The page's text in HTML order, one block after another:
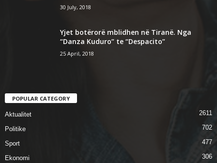
30 July, 2018
Yjet botërorë mblidhen në Tiranë. Nga
“Danza Kuduro” te “Despacito”
25 April, 2018
POPULAR CATEGORY
Aktualitet 2611
Politike 702
Sport 477
Ekonomi 306